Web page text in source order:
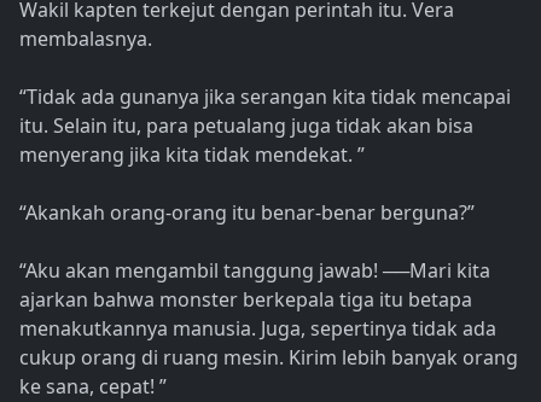
Wakil kapten terkejut dengan perintah itu. Vera
membalasnya.
“Tidak ada gunanya jika serangan kita tidak mencapai
itu. Selain itu, para petualang juga tidak akan bisa
menyerang jika kita tidak mendekat. ”
“Akankah orang-orang itu benar-benar berguna?”
“Aku akan mengambil tanggung jawab! ──Mari kita
ajarkan bahwa monster berkepala tiga itu betapa
menakutkannya manusia. Juga, sepertinya tidak ada
cukup orang di ruang mesin. Kirim lebih banyak orang
ke sana, cepat! ”